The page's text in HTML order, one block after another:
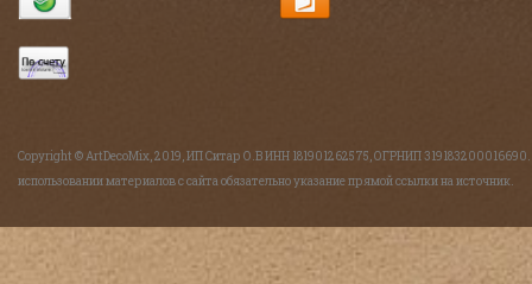
Copyright © ArtDecoMix, 2019, ИП Ситар О.В ИНН 181901262575, ОГРНИП
использовании материалов с сайта обязательно указание прямой ссылки на источник.